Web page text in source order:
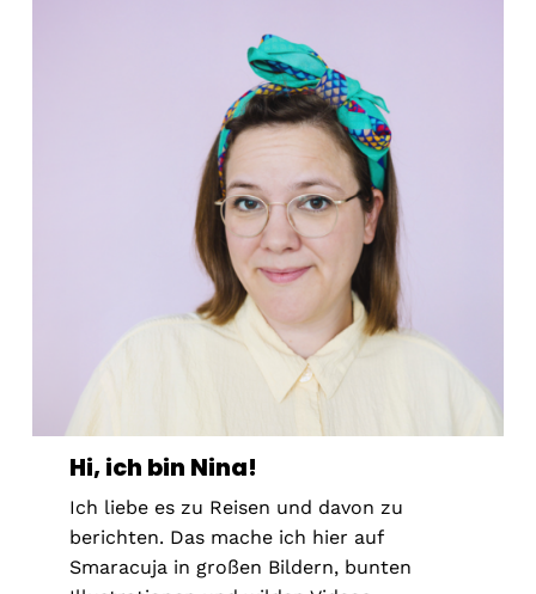
Hi, ich bin Nina!
Ich liebe es zu Reisen und davon zu
berichten. Das mache ich hier auf
Smaracuja in großen Bildern, bunten